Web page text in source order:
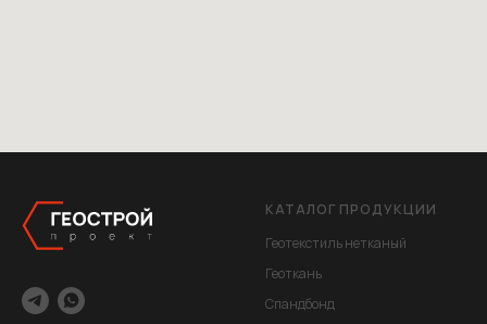
КАТАЛОГ ПРОДУКЦИИ
Геотекстиль нетканый
Геоткань
Спандбонд